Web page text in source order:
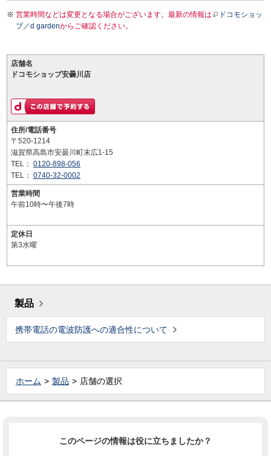
営業時間などは変更となる場合がございます。最新の情報は
ドコモショッ
プ／d gardenからご確認ください。
店舗名
ドコモショップ安曇川店
住所/電話番号
〒520-1214
滋賀県高島市安曇川町末広1-15
TEL： 0120-898-056
TEL： 0740-32-0002
営業時間
午前10時〜午後7時
定休日
第3水曜
製品
携帯電話の電波防護への適合性について
ホーム 製品 店舗の選択
このページの情報は役に立ちましたか？